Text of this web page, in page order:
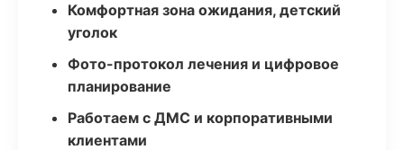
Комфортная зона ожидания, детский
уголок
Фото-протокол лечения и цифровое
планирование
Работаем с ДМС и корпоративными
клиентами